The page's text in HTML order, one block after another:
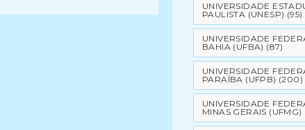
UNIVERSIDADE
PAULISTA (UNESP) (95)
UNIVERSIDADE
BAHIA (UFBA) (87)
UNIVERSIDADE
PARAÍBA (UFPB) (200)
UNIVERSIDADE
MINAS GERAIS (UFMG)